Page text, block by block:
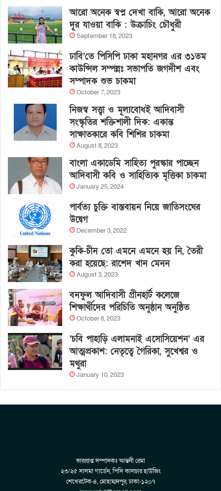
আরো অনেক স্বপ্ন দেখা বাকি, আরো অনেক
দূর যাওয়া বাকি : উক্রাচিং চৌধুরী
September 18, 2023
ঢাবি’তে পিসিপি ঢাকা মহানগর এর ৩১তম
কাউন্সিল সম্পন্নঃ সভাপতি জগদীশ এবং
সম্পাদক শুভ চাকমা
October 7, 2023
নিজস্ব সত্ত্বা ও মূল্যবোধই আদিবাসী
সংস্কৃতির শক্তিশালী দিক: একান্ত
সাক্ষাতকারে কবি শিশির চাকমা
August 8, 2023
বাংলা একাডেমি সাহিত্য পুরস্কার পাচ্ছেন
আদিবাসী কবি ও সাহিত্যিক মৃত্তিকা চাকমা
January 25, 2024
পার্বত্য চুক্তি বাস্তবায়ন নিয়ে জাতিসংঘের
উদ্বেগ
December 3, 2022
কুকি-চীন তো এমনে এমনে হয় নি, তৈরী
করা হয়েছে: রাশেদ খান মেনন
August 3, 2023
বনফুল আদিবাসী গ্রীনহার্ট কলেজে
শিক্ষার্থীদের পরিচিতি অনুষ্ঠান অনুষ্ঠিত
October 8, 2023
‘চবি পাহাড়ি এলামনাই এসোসিয়েশন’ এর
আত্মপ্রকাশ: নেতৃত্বে গৈরিকা, সুখেশ্বর ও
মথুরা
January 10, 2023
ভারপ্রাপ্ত সম্পাদকঃ আন্তনী রেমা
২৩/২৫ সালমা গার্ডেন, পিসি কালচার হাউজিং
শেখেরটেক-৪, মোহাম্মদপুর, ঢাকা-১২০৭